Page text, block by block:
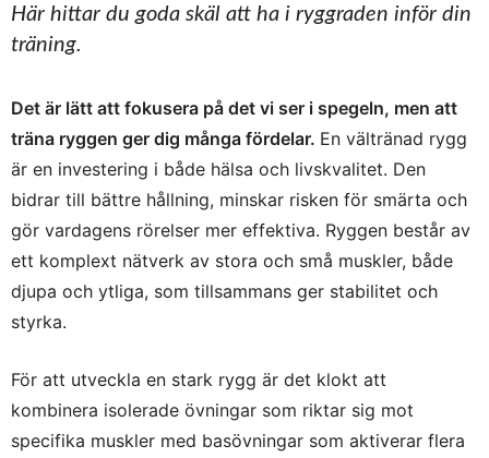
Här hittar du goda skäl att ha i ryggraden inför din
träning.
Det är lätt att fokusera på det vi ser i spegeln, men att
träna ryggen ger dig många fördelar. En vältränad rygg
är en investering i både hälsa och livskvalitet. Den
bidrar till bättre hållning, minskar risken för smärta och
gör vardagens rörelser mer effektiva. Ryggen består av
ett komplext nätverk av stora och små muskler, både
djupa och ytliga, som tillsammans ger stabilitet och
styrka.
För att utveckla en stark rygg är det klokt att
kombinera isolerade övningar som riktar sig mot
specifika muskler med basövningar som aktiverar flera